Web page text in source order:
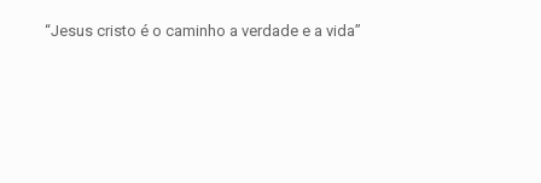
“Jesus cristo é o caminho a verdade e a vida”